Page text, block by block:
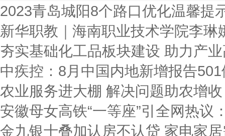
2023青岛城阳8个路口优化温馨提
新华职教｜海南职业技术学院李琳
夯实基础化工品板块建设 助力产
中疾控：8月中国内地新增报告
农业服务进大棚 解决问题助农增收
安徽母女高铁“一等座”引全网热议
金九银十叠加认房不认贷 家电家